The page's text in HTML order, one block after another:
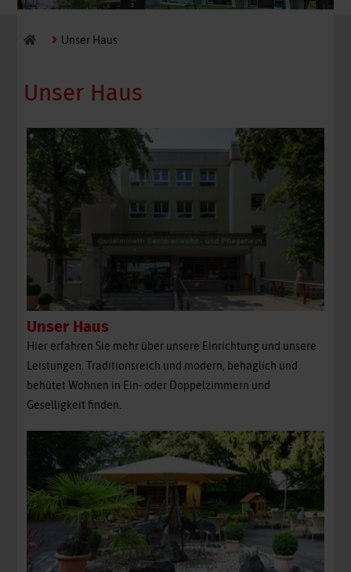
Unser Haus
Unser Haus
Unser Haus
Hier erfahren Sie mehr über unsere Einrichtung und unsere
Leistungen. Traditionsreich und modern, behaglich und
behütet Wohnen in Ein- oder Doppelzimmern und
Geselligkeit finden.